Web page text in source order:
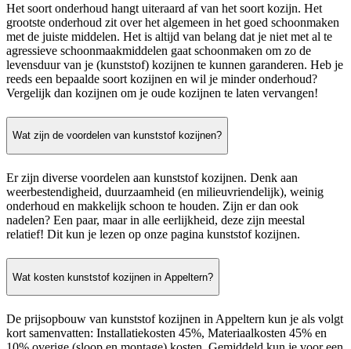
Het soort onderhoud hangt uiteraard af van het soort kozijn. Het
grootste onderhoud zit over het algemeen in het goed schoonmaken
met de juiste middelen. Het is altijd van belang dat je niet met al te
agressieve schoonmaakmiddelen gaat schoonmaken om zo de
levensduur van je (kunststof) kozijnen te kunnen garanderen. Heb je
reeds een bepaalde soort kozijnen en wil je minder onderhoud?
Vergelijk dan kozijnen om je oude kozijnen te laten vervangen!
Wat zijn de voordelen van kunststof kozijnen?
Er zijn diverse voordelen aan kunststof kozijnen. Denk aan
weerbestendigheid, duurzaamheid (en milieuvriendelijk), weinig
onderhoud en makkelijk schoon te houden. Zijn er dan ook
nadelen? Een paar, maar in alle eerlijkheid, deze zijn meestal
relatief! Dit kun je lezen op onze pagina kunststof kozijnen.
Wat kosten kunststof kozijnen in Appeltern?
De prijsopbouw van kunststof kozijnen in Appeltern kun je als volgt
kort samenvatten: Installatiekosten 45%, Materiaalkosten 45% en